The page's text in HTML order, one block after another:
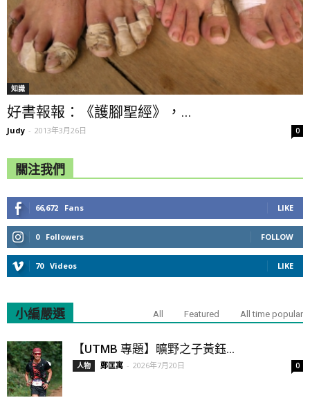
知識
好書報報：《護腳聖經》，...
Judy - 2013年3月26日 0
關注我們
66,672 Fans LIKE
0 Followers FOLLOW
70 Videos LIKE
小編嚴選 All Featured All time popular
【UTMB 專題】曠野之子黃鈺...
人物 鄭匡寓 - 2026年7月20日 0